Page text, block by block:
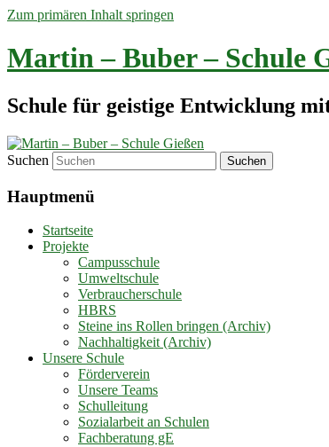
Zum primären Inhalt springen
Martin – Buber – Schule
Schule für geistige Entwicklung
Suchen
Hauptmenü
Startseite
Projekte
Campusschule
Umweltschule
Verbraucherschule
HBRS
Steine ins Rollen bringen (Archiv)
Nachhaltigkeit (Archiv)
Unsere Schule
Förderverein
Unsere Teams
Schulleitung
Sozialarbeit an Schulen
Fachberatung gE